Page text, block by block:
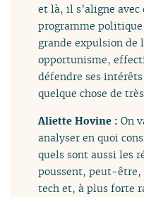
et là, il s’aligne
programme
grande expulsion de
opportunisme,
défendre ses
quelque chose de
Aliette Hovine :On
analyser en quoi
quels sont aussi les
poussent, peut-être,
tech et, à plus forte